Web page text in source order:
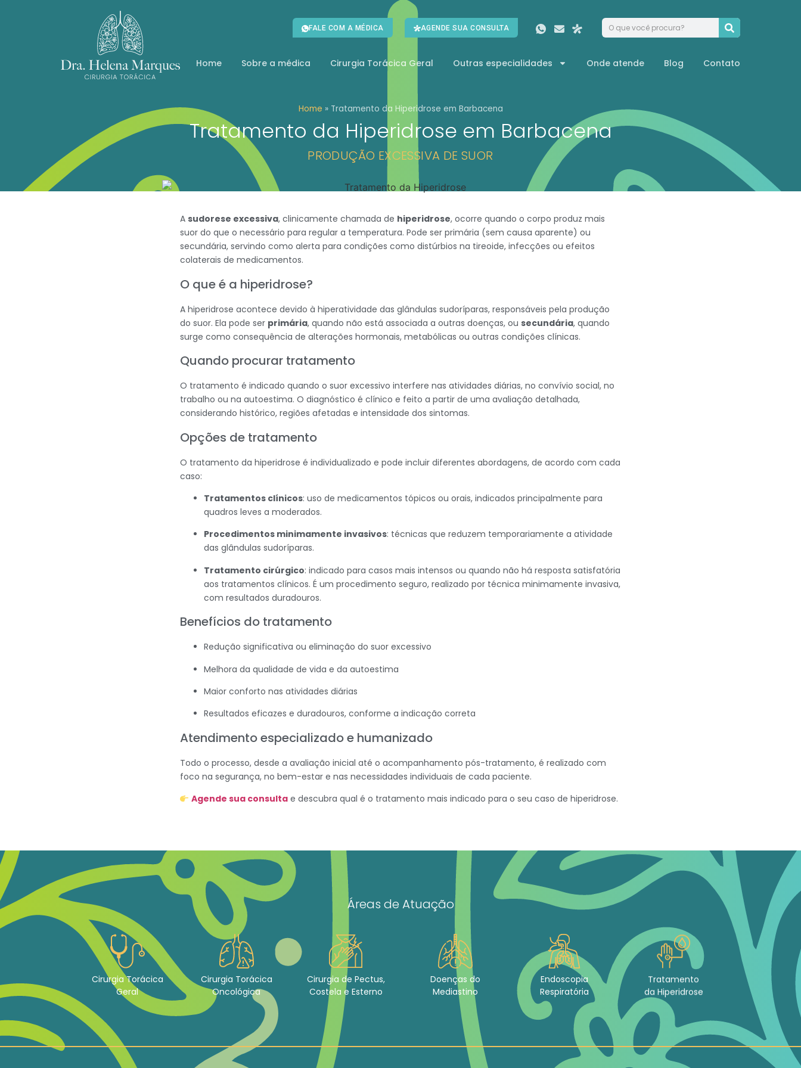
AGENDE SUA CONSULTA
FALE COM A MÉDICA
Home Sobre a médica Cirurgia Torácica Geral Outras especialidades Onde atende Blog Contato
Home » Tratamento da Hiperidrose em Barbacena
Tratamento da Hiperidrose em Barbacena
PRODUÇÃO EXCESSIVA DE SUOR
A sudorese excessiva, clinicamente chamada de hiperidrose, ocorre quando o corpo produz mais
suor do que o necessário para regular a temperatura. Pode ser primária (sem causa aparente) ou
secundária, servindo como alerta para condições como distúrbios na tireoide, infecções ou efeitos
colaterais de medicamentos.
O que é a hiperidrose?
A hiperidrose acontece devido à hiperatividade das glândulas sudoríparas, responsáveis pela produção
do suor. Ela pode ser primária, quando não está associada a outras doenças, ou secundária, quando
surge como consequência de alterações hormonais, metabólicas ou outras condições clínicas.
Quando procurar tratamento
O tratamento é indicado quando o suor excessivo interfere nas atividades diárias, no convívio social, no
trabalho ou na autoestima. O diagnóstico é clínico e feito a partir de uma avaliação detalhada,
considerando histórico, regiões afetadas e intensidade dos sintomas.
Opções de tratamento
O tratamento da hiperidrose é individualizado e pode incluir diferentes abordagens, de acordo com cada
caso:
Tratamentos clínicos: uso de medicamentos tópicos ou orais, indicados principalmente para
quadros leves a moderados.
Procedimentos minimamente invasivos: técnicas que reduzem temporariamente a atividade
das glândulas sudoríparas.
Tratamento cirúrgico: indicado para casos mais intensos ou quando não há resposta satisfatória
aos tratamentos clínicos. É um procedimento seguro, realizado por técnica minimamente invasiva,
com resultados duradouros.
Benefícios do tratamento
Redução significativa ou eliminação do suor excessivo
Melhora da qualidade de vida e da autoestima
Maior conforto nas atividades diárias
Resultados eficazes e duradouros, conforme a indicação correta
Atendimento especializado e humanizado
Todo o processo, desde a avaliação inicial até o acompanhamento pós-tratamento, é realizado com
foco na segurança, no bem-estar e nas necessidades individuais de cada paciente.
Agende sua consulta e descubra qual é o tratamento mais indicado para o seu caso de hiperidrose.
Áreas de Atuação
Cirurgia Torácica
Geral
Cirurgia Torácica
Oncológica
Cirurgia de Pectus,
Costela e Esterno
Doenças do
Mediastino
Endoscopia
Respiratória
Tratamento
da Hiperidrose